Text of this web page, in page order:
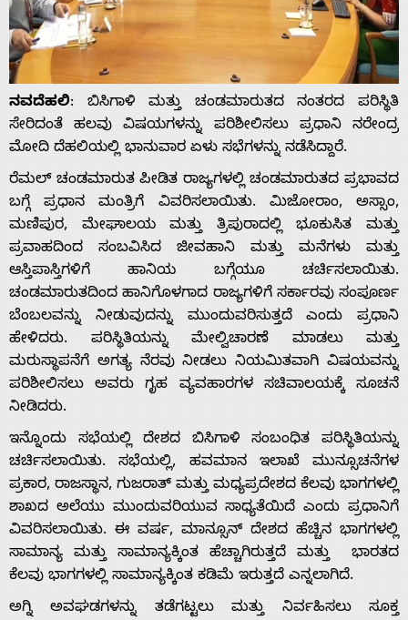
Home
About
Us
Advertise
With
ನವದೆಹಲಿ: ಬಿಸಿಗಾಳಿ ಮತ್ತು ಚಂಡಮಾರುತದ ನಂತರದ ಪರಿಸ್ಥಿತಿ
ಸೇರಿದಂತೆ ಹಲವು ವಿಷಯಗಳನ್ನು ಪರಿಶೀಲಿಸಲು ಪ್ರಧಾನಿ ನರೇಂದ್ರ
ಮೋದಿ ದೆಹಲಿಯಲ್ಲಿ ಭಾನುವಾರ ಏಳು ಸಭೆಗಳನ್ನು ನಡೆಸಿದ್ದಾರೆ.
ರೆಮಲ್ ಚಂಡಮಾರುತ ಪೀಡಿತ ರಾಜ್ಯಗಳಲ್ಲಿ ಚಂಡಮಾರುತದ ಪ್ರಭಾವದ
ಬಗ್ಗೆ ಪ್ರಧಾನ ಮಂತ್ರಿಗೆ ವಿವರಿಸಲಾಯಿತು. ಮಿಜೋರಾಂ, ಅಸ್ಸಾಂ,
ಮಣಿಪುರ, ಮೇಘಾಲಯ ಮತ್ತು ತ್ರಿಪುರಾದಲ್ಲಿ ಭೂಕುಸಿತ ಮತ್ತು
ಪ್ರವಾಹದಿಂದ ಸಂಬವಿಸಿದ ಜೀವಹಾನಿ ಮತ್ತು ಮನೆಗಳು ಮತ್ತು
ಆಸ್ತಿಪಾಸ್ತಿಗಳಿಗೆ ಹಾನಿಯ ಬಗ್ಗೆಯೂ ಚರ್ಚಿಸಲಾಯಿತು.
ಚಂಡಮಾರುತದಿಂದ ಹಾನಿಗೊಳಗಾದ ರಾಜ್ಯಗಳಿಗೆ ಸರ್ಕಾರವು ಸಂಪೂರ್ಣ
ಬೆಂಬಲವನ್ನು ನೀಡುವುದನ್ನು ಮುಂದುವರಿಸುತ್ತದೆ ಎಂದು ಪ್ರಧಾನಿ
ಹೇಳಿದರು. ಪರಿಸ್ಥಿತಿಯನ್ನು ಮೇಲ್ವಿಚಾರಣೆ ಮಾಡಲು ಮತ್ತು
ಮರುಸ್ಥಾಪನೆಗೆ ಅಗತ್ಯ ನೆರವು ನೀಡಲು ನಿಯಮಿತವಾಗಿ ವಿಷಯವನ್ನು
ಪರಿಶೀಲಿಸಲು ಅವರು ಗೃಹ ವ್ಯವಹಾರಗಳ ಸಚಿವಾಲಯಕ್ಕೆ ಸೂಚನೆ
ನೀಡಿದರು.
ಇನ್ನೊಂದು ಸಭೆಯಲ್ಲಿ ದೇಶದ ಬಿಸಿಗಾಳಿ ಸಂಬಂಧಿತ ಪರಿಸ್ಥಿತಿಯನ್ನು
ಚರ್ಚಿಸಲಾಯಿತು. ಸಭೆಯಲ್ಲಿ, ಹವಮಾನ ಇಲಾಖೆ ಮುನ್ಸೂಚನೆಗಳ
ಪ್ರಕಾರ, ರಾಜಸ್ಥಾನ, ಗುಜರಾತ್ ಮತ್ತು ಮಧ್ಯಪ್ರದೇಶದ ಕೆಲವು ಭಾಗಗಳಲ್ಲಿ
ಶಾಖದ ಅಲೆಯು ಮುಂದುವರಿಯುವ ಸಾಧ್ಯತೆಯಿದೆ ಎಂದು ಪ್ರಧಾನಿಗೆ
ವಿವರಿಸಲಾಯಿತು. ಈ ವರ್ಷ, ಮಾನ್ಸೂನ್ ದೇಶದ ಹೆಚ್ಚಿನ ಭಾಗಗಳಲ್ಲಿ
ಸಾಮಾನ್ಯ ಮತ್ತು ಸಾಮಾನ್ಯಕ್ಕಿಂತ ಹೆಚ್ಚಾಗಿರುತ್ತದೆ ಮತ್ತು ಭಾರತದ
ಕೆಲವು ಭಾಗಗಳಲ್ಲಿ ಸಾಮಾನ್ಯಕ್ಕಿಂತ ಕಡಿಮೆ ಇರುತ್ತದೆ ಎನ್ನಲಾಗಿದೆ.
ಅಗ್ನಿ ಅವಘಡಗಳನ್ನು ತಡೆಗಟ್ಟಲು ಮತ್ತು ನಿರ್ವಹಿಸಲು ಸೂಕ್ತ